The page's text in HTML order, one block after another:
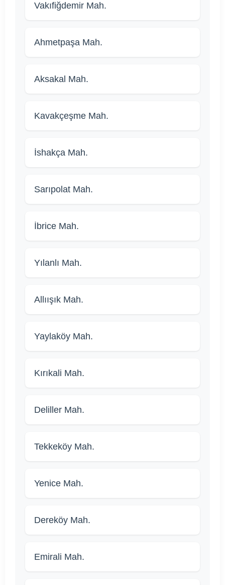
Vakıfiğdemir Mah.
Ahmetpaşa Mah.
Aksakal Mah.
Kavakçeşme Mah.
İshakça Mah.
Sarıpolat Mah.
İbrice Mah.
Yılanlı Mah.
Allıışık Mah.
Yaylaköy Mah.
Kırıkali Mah.
Deliller Mah.
Tekkeköy Mah.
Yenice Mah.
Dereköy Mah.
Emirali Mah.